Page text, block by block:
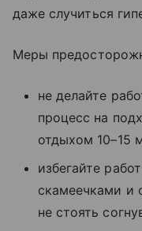
даже случиться
Меры
не делайте
процесс на
отдыхом 10–15
избегайте
скамеечками и
не стоять